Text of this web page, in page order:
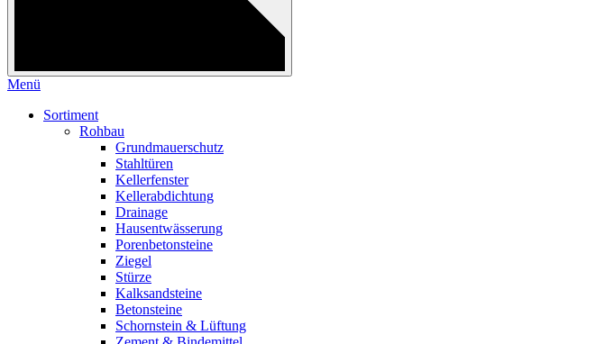
Menü
Sortiment
Rohbau
Grundmauerschutz
Stahltüren
Kellerfenster
Kellerabdichtung
Drainage
Hausentwässerung
Porenbetonsteine
Ziegel
Stürze
Kalksandsteine
Betonsteine
Schornstein & Lüftung